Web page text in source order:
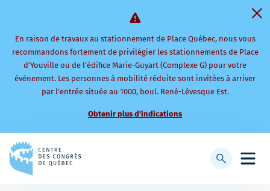
En raison de travaux au stationnement de Place Québec, nous vous
recommandons fortement de privilégier les stationnements de Place
d’Youville ou de l’édifice Marie-Guyart (Complexe G) pour votre
événement. Les personnes à mobilité réduite sont invitées à arriver
par l’entrée située au 1000, boul. René-Lévesque Est.
Obtenir plus d'indications
à
Afficher